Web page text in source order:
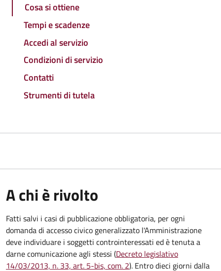
Cosa si ottiene
Tempi e scadenze
Accedi al servizio
Condizioni di servizio
Contatti
Strumenti di tutela
A chi è rivolto
Fatti salvi i casi di pubblicazione obbligatoria, per ogni
domanda di accesso civico generalizzato l'Amministrazione
deve individuare i soggetti controinteressati ed è tenuta a
darne comunicazione agli stessi (Decreto legislativo
14/03/2013, n. 33, art. 5-bis, com. 2). Entro dieci giorni dalla